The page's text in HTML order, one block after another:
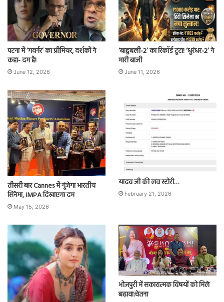
पटना में ‘गवर्नर’ का प्रीमियर, दर्शकों ने
कहा- दम है!
June 12, 2026
‘बाहुबली-2’ का रिकॉर्ड टूटा! ‘धुरंधर-2’ ने
मारी बाजी
June 11, 2026
तीसरी बार Cannes में गूंजेगा भारतीय
सिनेमा, IMPA दिखाएगा दम
May 15, 2026
यादव जी की लव स्टोरी…
February 21, 2026
भोजपुरी में सकारात्मक विषयों को मिले
बढ़ावा:चेतना